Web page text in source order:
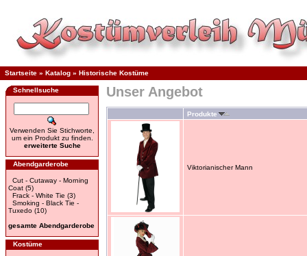
Startseite » Katalog » Historische Kostüme
Schnellsuche
Verwenden Sie Stichworte,
um ein Produkt zu finden.
erweiterte Suche
Abendgarderobe
Cut - Cutaway - Morning
Coat (5)
Frack - White Tie (3)
Smoking - Black Tie -
Tuxedo (10)
gesamte Abendgarderobe
Kostüme
Unser Angebot
Produkte
Viktorianischer Mann